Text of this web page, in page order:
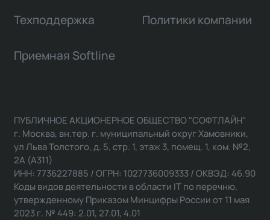
Техподдержка Политики компании
Приемная Softline
ПУБЛИЧНОЕ АКЦИОНЕРНОЕ ОБЩЕСТВО "СОФТЛАЙН"
г. Москва, вн.тер. г. муниципальный округ Хамовники,
ул Льва Толстого, д. 5, стр. 1, этаж 3, помещ. 1, ком. №2,
2А (А311)
ИНН: 7736227885 / ОГРН: 1027736009333 / ОКВЭД: 46.90
Коды видов деятельности в области IT по перечню,
утвержденному Приказом Минцифры России от 11 мая
2023 г. № 449: 2.01, 27.01, 4.01